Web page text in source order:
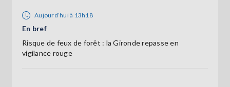
Aujourd’hui à 13h18
En bref
Risque de feux de forêt : la Gironde repasse en
vigilance rouge